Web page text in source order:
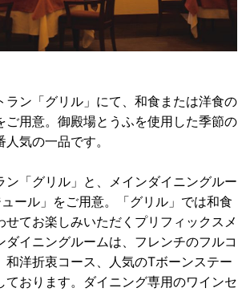
ラン「グリル」にて、和食または洋食の
ご用意。御殿場とうふを使用した季節の
気の一品です。
ン「グリル」と、メインダイニングルー
ール」をご用意。「グリル」では和食
せてお楽しみいただくプリフィックスメ
ダイニングルームは、フレンチのフルコ
和洋折衷コース、人気のTボーンステー
ております。ダイニング専用のワインセ